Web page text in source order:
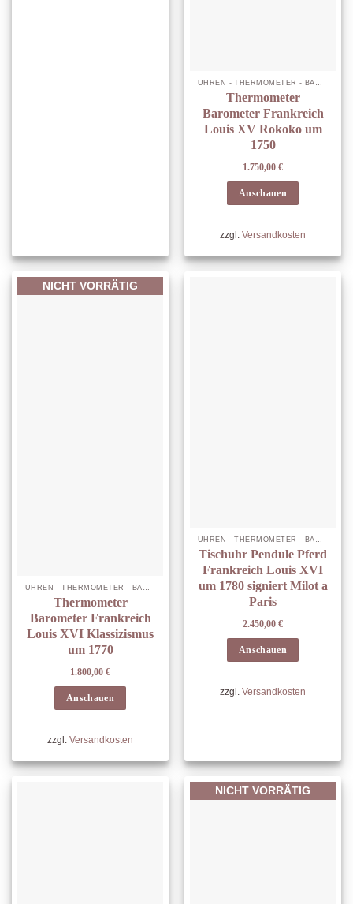
Thermometer
Barometer Frankreich
Louis XV Rokoko um
1750
1.750,00 €
Anschauen
zzgl. Versandkosten
NICHT VORRÄTIG
Thermometer
Barometer Frankreich
Louis XVI Klassizismus
um 1770
1.800,00 €
Anschauen
zzgl. Versandkosten
Tischuhr Pendule Pferd
Frankreich Louis XVI
um 1780 signiert Milot a
Paris
2.450,00 €
Anschauen
zzgl. Versandkosten
NICHT VORRÄTIG